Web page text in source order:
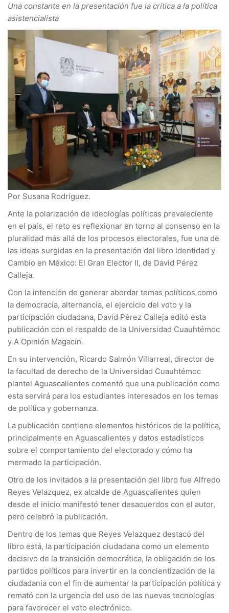
Una constante en la presentación fue la crítica a la política
asistencialista
Por Susana Rodríguez.
Ante la polarización de ideologías políticas prevaleciente
en el país, el reto es reflexionar en torno al consenso en la
pluralidad más allá de los procesos electorales, fue una de
las ideas surgidas en la presentación del libro Identidad y
Cambio en México: El Gran Elector II, de David Pérez
Calleja.
Con la intención de generar abordar temas políticos como
la democracia, alternancia, el ejercicio del voto y la
participación ciudadana, David Pérez Calleja editó esta
publicación con el respaldo de la Universidad Cuauhtémoc
y A Opinión Magacín.
En su intervención, Ricardo Salmón Villarreal, director de
la facultad de derecho de la Universidad Cuauhtémoc
plantel Aguascalientes comentó que una publicación como
esta servirá para los estudiantes interesados en los temas
de política y gobernanza.
La publicación contiene elementos históricos de la política,
principalmente en Aguascalientes y datos estadísticos
sobre el comportamiento del electorado y cómo ha
mermado la participación.
Otro de los invitados a la presentación del libro fue Alfredo
Reyes Velazquez, ex alcalde de Aguascalientes quien
desde el inicio manifestó tener desacuerdos con el autor,
pero celebró la publicación.
Dentro de los temas que Reyes Velazquez destacó del
libro está, la participación ciudadana como un elemento
decisivo de la transición democrática, la obligación de los
partidos políticos para invertir en la concientización de la
ciudadanía con el fin de aumentar la participación política y
remató con la urgencia del uso de las nuevas tecnologías
para favorecer el voto electrónico.